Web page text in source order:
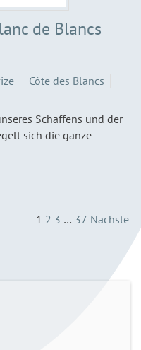
de Blancs
Côte des Blancs
Schaffens und der
sich die ganze
1 2 3 … 37 Nächste